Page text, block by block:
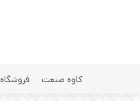
کاوه صنعت فروشگاه